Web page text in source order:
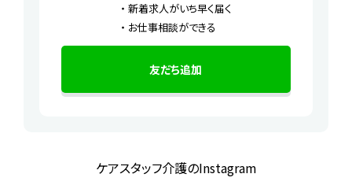
新着求人がいち早く届く
お仕事相談ができる
友だち追加
ケアスタッフ介護のInstagram